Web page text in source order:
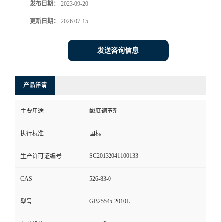
发布日期： 2023-09-20
更新日期： 2026-07-15
发送咨询信息
产品详请
主要用途 酸度调节剂
执行标准 国标
生产许可证编号 SC20132041100133
CAS 526-83-0
型号 GB25545-2010L